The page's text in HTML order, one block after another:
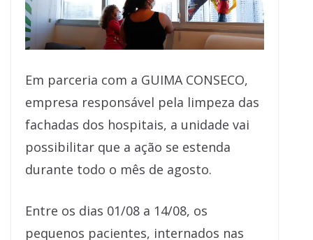
Em parceria com a GUIMA CONSECO,
empresa responsável pela limpeza das
fachadas dos hospitais, a unidade vai
possibilitar que a ação se estenda
durante todo o mês de agosto.
Entre os dias 01/08 a 14/08, os
pequenos pacientes, internados nas